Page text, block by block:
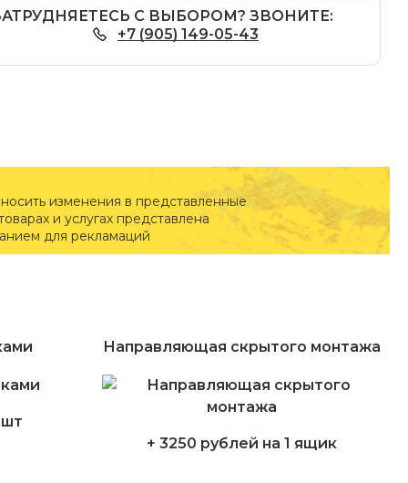
С ВЫБОРОМ? ЗВОНИТЕ:
+7 (905) 149-05-43
изменения в представленные
и услугах представлена
для рекламаций
Направляющая скрытого монтажа
+ 3250 рублей на 1 ящик